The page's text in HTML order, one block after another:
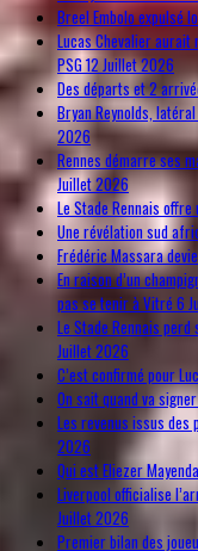
Breel Embolo expulsé
Lucas Chevalier aurait
PSG12 Juillet 2026
Des départs et 2
Bryan Reynolds,
2026
Rennes démarre ses
Juillet 2026
Le Stade Rennais
Une révélation sud
Frédéric Massara
En raison d’un
pas se tenir à Vitré 6
Le Stade Rennais
Juillet 2026
C’est confirmé pour
On sait quand va
Les revenus issus des
2026
Qui est Eliezer
Liverpool officialise
Juillet 2026
Premier bilan des